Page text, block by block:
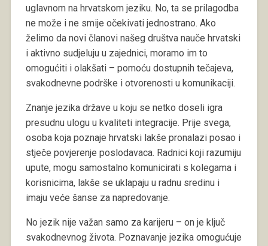
uglavnom na hrvatskom jeziku. No, ta se prilagodba
ne može i ne smije očekivati jednostrano. Ako
želimo da novi članovi našeg društva nauče hrvatski
i aktivno sudjeluju u zajednici, moramo im to
omogućiti i olakšati – pomoću dostupnih tečajeva,
svakodnevne podrške i otvorenosti u komunikaciji.
Znanje jezika države u koju se netko doseli igra
presudnu ulogu u kvaliteti integracije. Prije svega,
osoba koja poznaje hrvatski lakše pronalazi posao i
stječe povjerenje poslodavaca. Radnici koji razumiju
upute, mogu samostalno komunicirati s kolegama i
korisnicima, lakše se uklapaju u radnu sredinu i
imaju veće šanse za napredovanje.
No jezik nije važan samo za karijeru – on je ključ
svakodnevnog života. Poznavanje jezika omogućuje